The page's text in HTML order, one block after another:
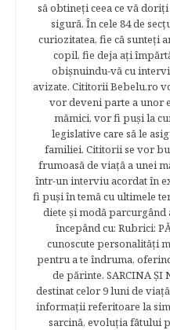
să obtineţi ceea ce vă
sigură. În cele 84 de
curiozitatea, fie că sunteţi
copil, fie deja aţi
obişnuindu-vă cu
avizate. Cititorii Bebelu.ro
vor deveni parte a unor
mămici, vor fi puşi la
legislative care să le
familiei. Cititorii se vor
frumoasă de viață a unei
într-un interviu acordat în
fi puşi în temă cu ultimele
diete şi modă
începând cu: Rubrici:
cunoscute personalităţi
pentru a te îndruma,
de părinte. SARCINA ŞI
destinat celor 9 luni de
informaţii referitoare la
sarcină, evoluţia fătului